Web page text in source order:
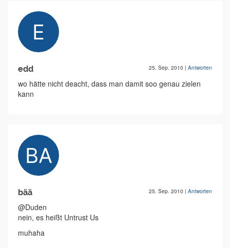
edd 25. Sep. 2010 | Antworten
wo hätte nicht deacht, dass man damit soo genau zielen
kann
bää 25. Sep. 2010 | Antworten
@Duden
nein, es heißt Untrust Us
muhaha